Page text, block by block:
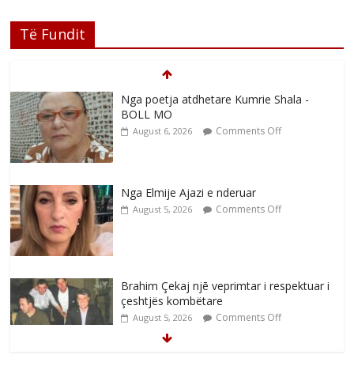
Të Fundit
Nga poetja atdhetare Kumrie Shala -
BOLL MO
August 6, 2026 Comments Off
Nga Elmije Ajazi e nderuar
August 5, 2026 Comments Off
Brahim Çekaj njē veprimtar i respektuar i
çeshtjës kombëtare
August 5, 2026 Comments Off